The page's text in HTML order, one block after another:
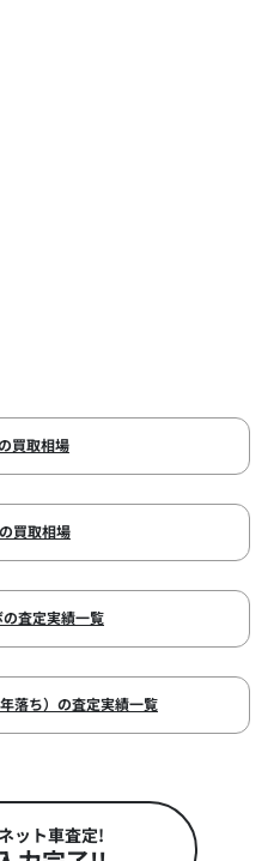
買取相場
買取相場
査定実績一覧
落ち）の査定実績一覧
ット車査定!